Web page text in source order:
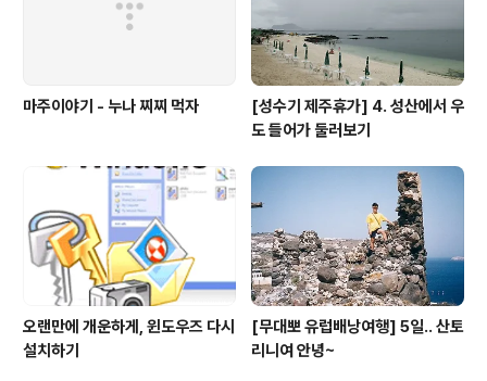
마주이야기 - 누나 찌찌 먹자
[성수기 제주휴가] 4. 성산에서 우
도 들어가 둘러보기
오랜만에 개운하게, 윈도우즈 다시
설치하기
[무대뽀 유럽배낭여행] 5일.. 산토
리니여 안녕~